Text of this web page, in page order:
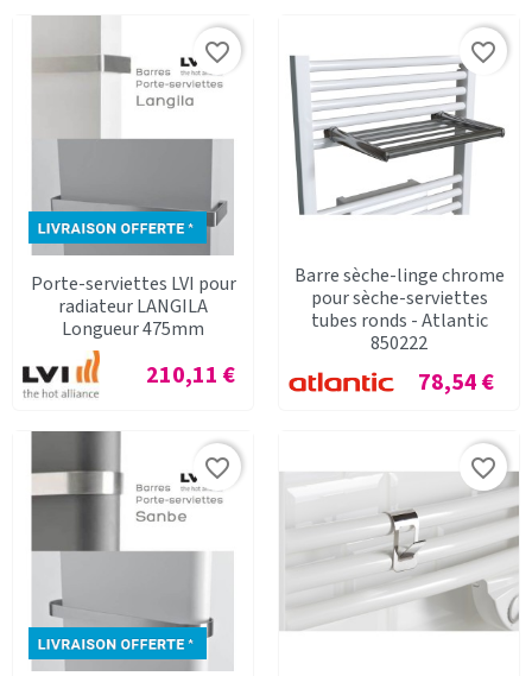
Porte-serviettes LVI pour
radiateur LANGILA
Longueur 475mm
Prix
210,11 €
favorite_border
Barre sèche-linge chrome
pour sèche-serviettes
tubes ronds - Atlantic
850222
Prix
78,54 €
favorite_border
favorite_border favorite_border